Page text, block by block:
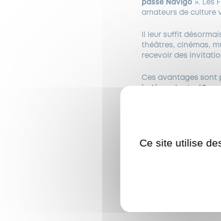
passe Navigo». Les
amateurs de culture
Il leur suffit
théâtres, cinémas,
recevoir des
Ces avantages sont
Jour, Easy et
Ce site utilise